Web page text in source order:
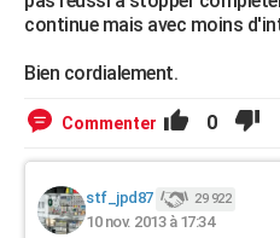
continue mais avec moins
Bien cordialement.
Commenter 0
stf_jpd87 29 922
10 nov. 2013 à 17:34